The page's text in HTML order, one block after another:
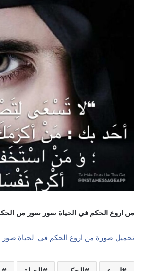
من اروع الحكم في الحياة صور صور من
تحميل صورة من اروع الحكم في الحياة